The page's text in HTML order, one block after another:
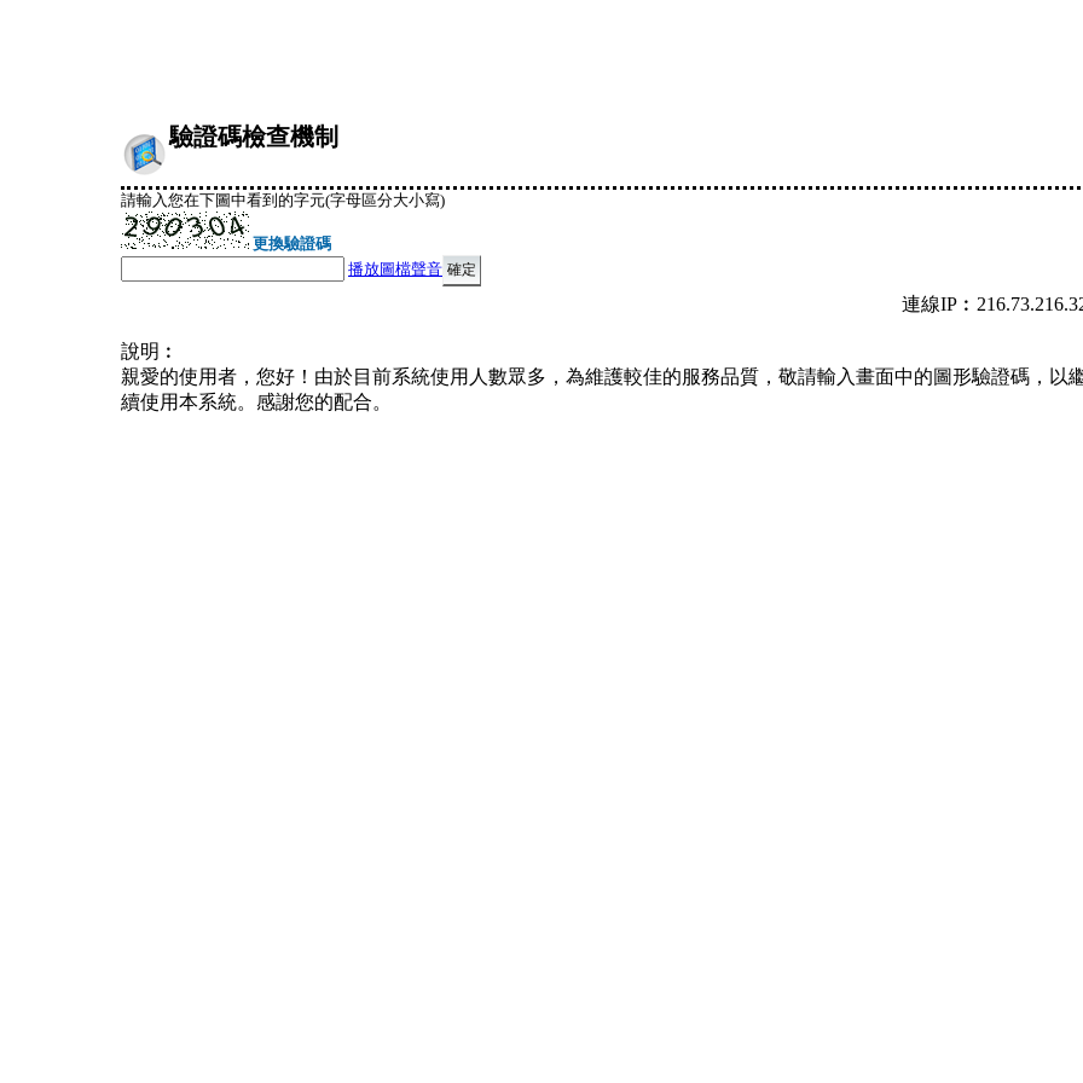
驗證碼檢查機制
請輸入您在下圖中看到的字元(字母區分大小寫)
更換驗證碼
播放圖檔聲音
連線
說明︰
親愛的使用者，您好！由於目前系統使用人數眾多，為維護較佳的服務品質，敬請輸入畫面中的圖形驗證碼，以
續使用本系統。感謝您的配合。